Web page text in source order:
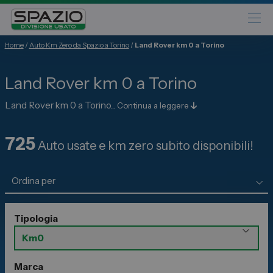
Fiat
Abarth
Alfa Romeo
Opel
Peugeot
Citroen
Leapmotor
Toyota
Home/ Auto Km Zero da Spazio a Torino/ Land Rover km 0 a Torino
Land Rover km 0 a Torino
Land Rover km 0 a Torino... Continua a leggere
725Auto usate e km zero subito disponibili!
Tipologia
Marca